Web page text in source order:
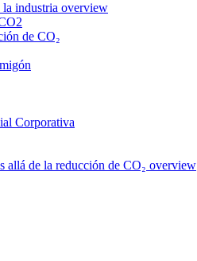
industria overview
de CO₂
Corporativa
allá de la reducción de CO₂ overview